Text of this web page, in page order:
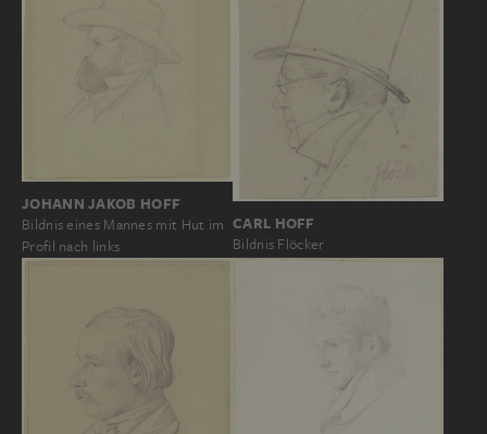
JOHANN JAKOB HOFF
Bildnis eines Mannes mit Hut im
Profil nach links
CARL HOFF
Bildnis Flöcker